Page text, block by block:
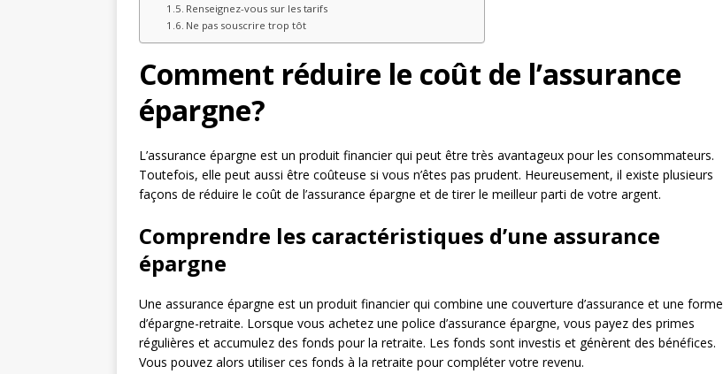
Renseignez-vous sur les tarifs
Ne pas souscrire trop tôt
Comment réduire le coût de l’assurance
épargne?
L’assurance épargne est un produit financier qui peut être très avantageux pour les consommateurs.
Toutefois, elle peut aussi être coûteuse si vous n’êtes pas prudent. Heureusement, il existe plusieurs
façons de réduire le coût de l’assurance épargne et de tirer le meilleur parti de votre argent.
Comprendre les caractéristiques d’une assurance
épargne
Une assurance épargne est un produit financier qui combine une couverture d’assurance et une forme
d’épargne-retraite. Lorsque vous achetez une police d’assurance épargne, vous payez des primes
régulières et accumulez des fonds pour la retraite. Les fonds sont investis et génèrent des bénéfices.
Vous pouvez alors utiliser ces fonds à la retraite pour compléter votre revenu.